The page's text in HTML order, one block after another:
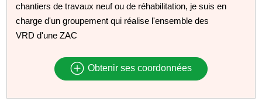
chantiers de travaux neuf ou de réhabilitation, je suis en
charge d'un groupement qui réalise l'ensemble des
VRD d'une ZAC
Obtenir ses coordonnées